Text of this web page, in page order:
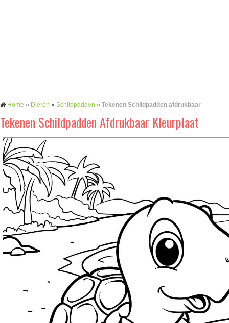
Home » Dieren » Schildpadden » Tekenen Schildpadden afdrukbaar
Tekenen Schildpadden Afdrukbaar Kleurplaat